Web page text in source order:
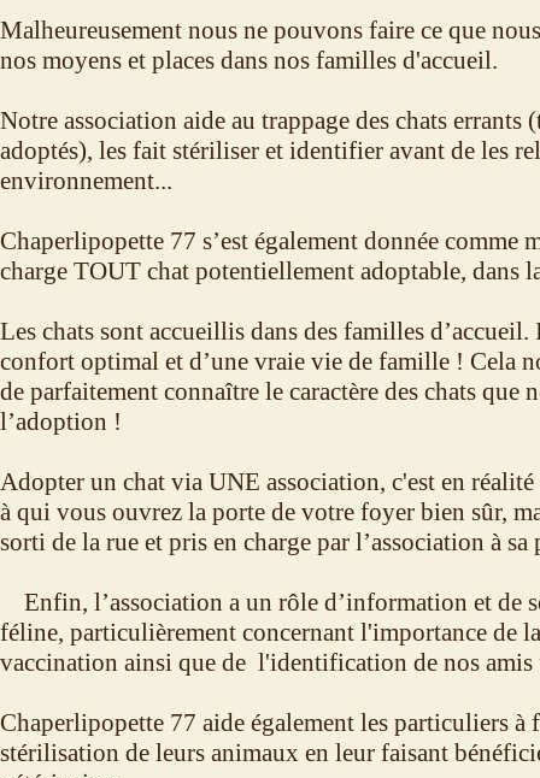
Malheureusement nous ne pouvons faire ce que
nos moyens et places dans nos familles d'accueil.
Notre association aide au trappage des chats errants
adoptés), les fait stériliser et identifier avant de les
environnement...
Chaperlipopette 77 s’est également donnée comme
charge TOUT chat potentiellement adoptable, dans
Les chats sont accueillis dans des familles
confort optimal et d’une vraie vie de famille ! Cela
de parfaitement connaître le caractère des chats que
l’adoption !
Adopter un chat via UNE association, c'est en
à qui vous ouvrez la porte de votre foyer bien sûr,
sorti de la rue et pris en charge par l’association à sa
Enfin, l’association a un rôle d’information et de
féline, particulièrement concernant l'importance de
vaccination ainsi que de l'identification de nos amis
Chaperlipopette 77 aide également les particuliers à
stérilisation de leurs animaux en leur faisant